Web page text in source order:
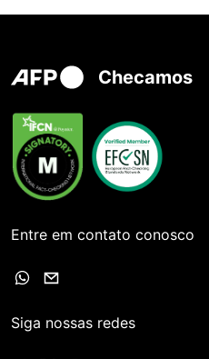
Checamos
Entre em contato conosco
Siga nossas redes